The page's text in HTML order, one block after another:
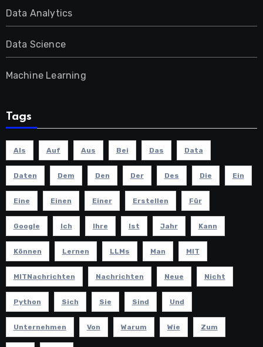
Data Analytics
Data Science
Machine Learning
Tags
Als Auf Aus Bei Das Data
Daten Dem Den Der Des Die Ein
Eine Einen Einer Erstellen Für
Google Ich Ihre Ist Jahr Kann
Können Lernen LLMs Man MIT
MITNachrichten Nachrichten Neue Nicht
Python Sich Sie Sind Und
Unternehmen Von Warum Wie Zum